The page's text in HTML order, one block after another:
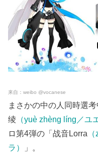
来自：weibo @vocanese
まさかの中の人同時選
绫 （yuè zhèng líng／ユ
ロ第4弾の「战音Lorra
ラ）
」。